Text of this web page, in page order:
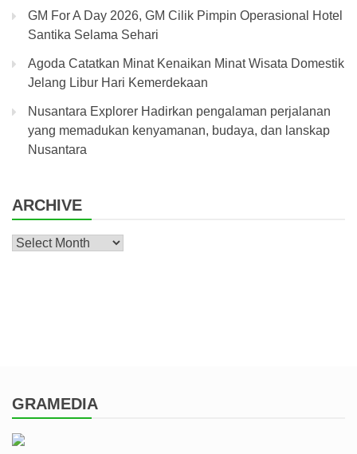
GM For A Day 2026, GM Cilik Pimpin Operasional Hotel
Santika Selama Sehari
Agoda Catatkan Minat Kenaikan Minat Wisata Domestik
Jelang Libur Hari Kemerdekaan
Nusantara Explorer Hadirkan pengalaman perjalanan
yang memadukan kenyamanan, budaya, dan lanskap
Nusantara
ARCHIVE
Archive
GRAMEDIA